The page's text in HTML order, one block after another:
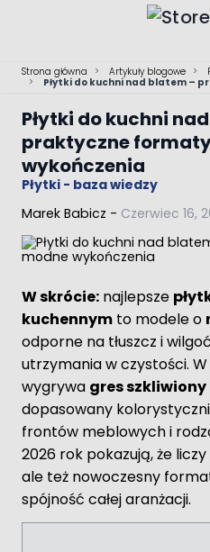
Strona główna > Artykuły blogowe >
>
Płytki do kuchni nad blatem –
Płytki do kuchni
praktyczne
wykończenia
Płytki - baza wiedzy
Marek Babicz - Czerwiec 16,
W skrócie: najlepsze
kuchennym to modele o
odporne na tłuszcz i
utrzymania w czystości.
wygrywa gres szkliwiony
dopasowany
frontów meblowych i
2026 rok pokazują, że
ale też nowoczesny
spójność całej aranżacji.